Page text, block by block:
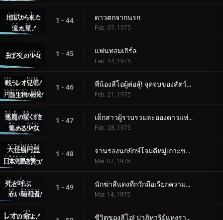
1 - 44 ดาวตกจากนรก
Feb. 07, 1975
1 - 45 แฟนทอมเกิร์ล
Feb. 14, 1975
1 - 46 พี่น้องลีโอผู้ต่อสู้! จุดจบของสัตว์ร้ายจานบิน
Feb. 21, 1975
1 - 47 เด็กสาวผู้รวบรวมละอองดาวแห่งปีศาจ
Feb. 28, 1975
1 - 48 จานรองนกยักษ์โจมตีหมู่เกาะของญี่ปุ่น
Mar. 07, 1975
1 - 49 นักฆ่าสีแดงที่กวักมือเรียกความตาย!
Mar. 14, 1975
ชีวิตของลีโอ! ปาฏิหาริย์แห่งราชา!